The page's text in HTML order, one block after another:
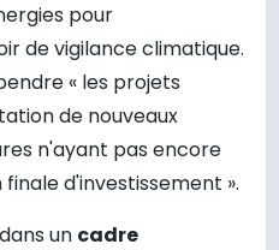
pour
de vigilance climatique.
« les projets
de nouveaux
n'ayant pas encore
d'investissement ».
un cadre